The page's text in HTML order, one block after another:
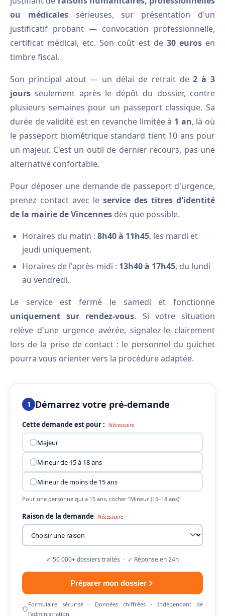
ou médicalessérieuses, sur présentation d'un
justificatif probant — convocation professionnelle,
certificat médical, etc. Son coût est de 30 eurosen
timbre fiscal.
Son principal atout — un délai de retrait de2 à 3
jours seulement après le dépôt du dossier, contre
plusieurs semaines pour un passeport classique. Sa
durée de validité est en revanche limitée à 1 an, là où
le passeport biométrique standard tient 10 ans pour
un majeur. C'est un outil de dernier recours, pas une
alternative confortable.
Pour déposer une demande de passeport d'urgence,
prenez contact avec le service des titres d'identité
de la mairie de Vincennes dès que possible.
Horaires du matin : 8h40 à 11h45, les mardi et
jeudi uniquement.
Horaires de l'après-midi : 13h40 à 17h45, du lundi
au vendredi.
Le service est fermé le samedi et fonctionne
uniquement sur rendez-vous. Si votre situation
relève d'une urgence avérée, signalez-le clairement
lors de la prise de contact : le personnel du guichet
pourra vous orienter vers la procédure adaptée.
1 Démarrez votre pré-demande
Cette demande est pour : Nécessaire
Majeur
Mineur de 15 à 18 ans
Mineur de moins de 15 ans
Pour une personne qui a 15 ans, cocher "Mineur (15–18 ans)"
Raison de la demande Nécessaire
✓ 50 000+ dossiers traités · ✓ Réponse en 24h
Préparer mon dossier
Formulaire sécurisé · Données chiffrées · Indépendant de
l'administration